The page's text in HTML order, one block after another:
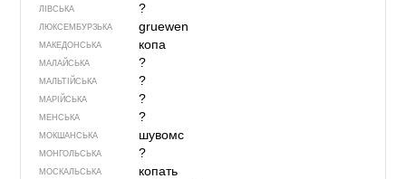
ЛІВСЬКА ?
ЛЮКСЕМБУРЗЬКА gruewen
МАКЕДОНСЬКА копа
МАЛАЙСЬКА ?
МАЛЬТІЙСЬКА ?
МАРІЙСЬКА ?
МЕНСЬКА ?
МОКШАНСЬКА шувомс
МОНГОЛЬСЬКА ?
МОСКАЛЬСЬКА копать